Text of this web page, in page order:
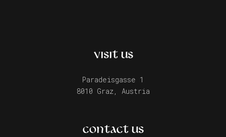
VISIT US
Paradeisgasse 1
8010 Graz, Austria
CONTACT US